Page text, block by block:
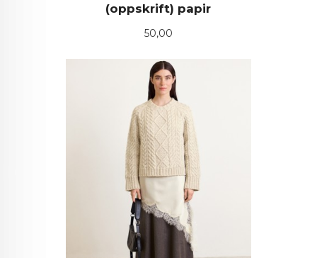
(oppskrift) papir
Pris
50,00